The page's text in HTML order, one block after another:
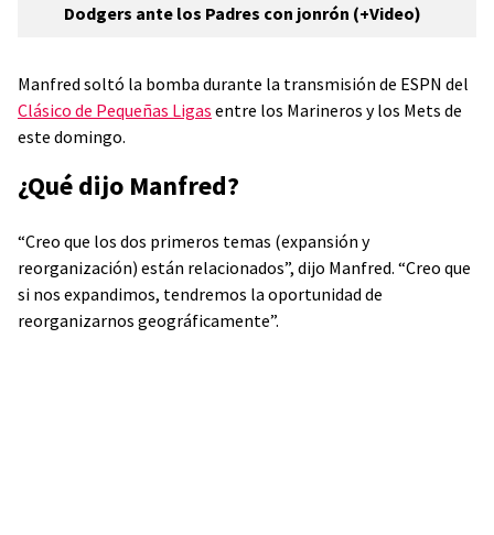
Dodgers ante los Padres con jonrón (+Video)
Manfred soltó la bomba durante la transmisión de ESPN del
Clásico de Pequeñas Ligas entre los Marineros y los Mets de
este domingo.
¿Qué dijo Manfred?
“Creo que los dos primeros temas (expansión y
reorganización) están relacionados”, dijo Manfred. “Creo que
si nos expandimos, tendremos la oportunidad de
reorganizarnos geográficamente”.